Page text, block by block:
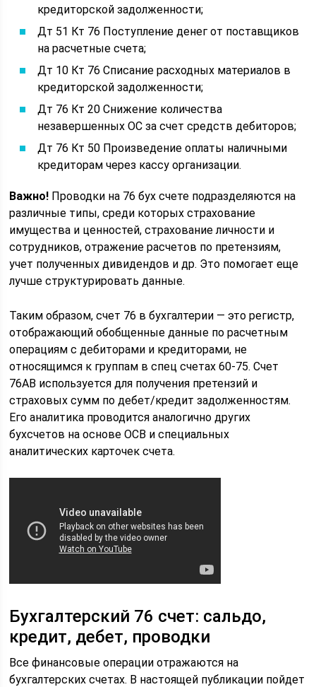
кредиторской задолженности;
Дт 51 Кт 76 Поступление денег от поставщиков
на расчетные счета;
Дт 10 Кт 76 Списание расходных материалов в
кредиторской задолженности;
Дт 76 Кт 20 Снижение количества
незавершенных ОС за счет средств дебиторов;
Дт 76 Кт 50 Произведение оплаты наличными
кредиторам через кассу организации.
Важно! Проводки на 76 бух счете подразделяются на
различные типы, среди которых страхование
имущества и ценностей, страхование личности и
сотрудников, отражение расчетов по претензиям,
учет полученных дивидендов и др. Это помогает еще
лучше структурировать данные.
Таким образом, счет 76 в бухгалтерии — это регистр,
отображающий обобщенные данные по расчетным
операциям с дебиторами и кредиторами, не
относящимся к группам в спец счетах 60-75. Счет
76АВ используется для получения претензий и
страховых сумм по дебет/кредит задолженностям.
Его аналитика проводится аналогично других
бухсчетов на основе ОСВ и специальных
аналитических карточек счета.
Бухгалтерский 76 счет: сальдо,
кредит, дебет, проводки
Все финансовые операции отражаются на
бухгалтерских счетах. В настоящей публикации пойдет